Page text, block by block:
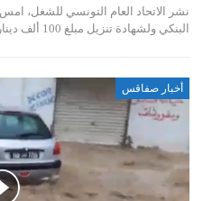
البنكي ولشهادة تنزيل مبلغ 100 ألف دينار…
أخبار صفاقس